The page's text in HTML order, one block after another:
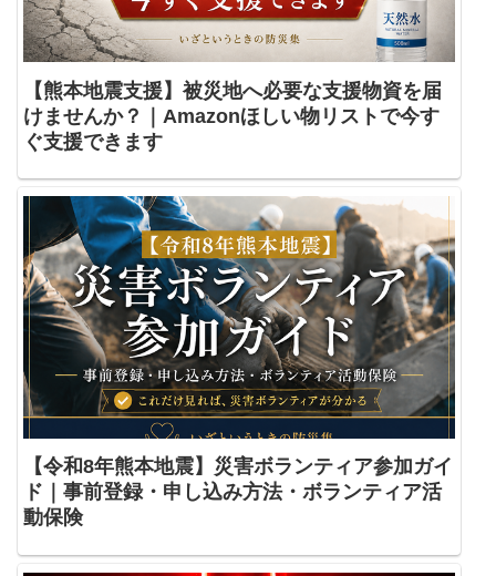
【熊本地震支援】被災地へ必要な支援物資を届
けませんか？｜Amazonほしい物リストで今す
ぐ支援できます
【令和8年熊本地震】災害ボランティア参加ガイ
ド｜事前登録・申し込み方法・ボランティア活
動保険